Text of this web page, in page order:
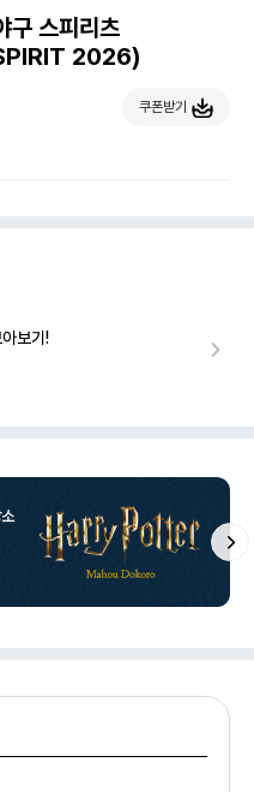
스피리츠
2026)
쿠폰받기
보기!